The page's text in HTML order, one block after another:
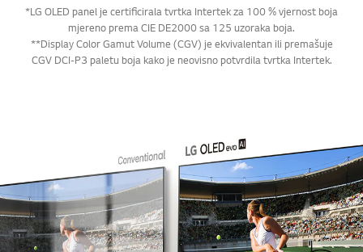
*LG OLED panel je certificirala tvrtka Intertek za 100 % vjernost boja
mjereno prema CIE DE2000 sa 125 uzoraka boja.
**Display Color Gamut Volume (CGV) je ekvivalentan ili premašuje
CGV DCI-P3 paletu boja kako je neovisno potvrdila tvrtka Intertek.